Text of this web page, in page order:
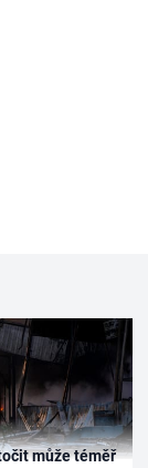
může téměř